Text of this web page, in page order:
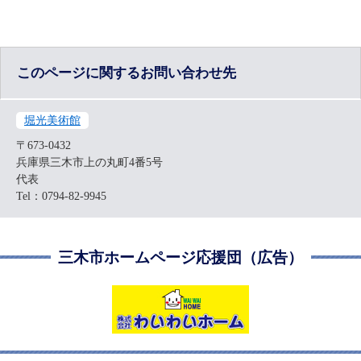
このページに関するお問い合わせ先
堀光美術館
〒673-0432
兵庫県三木市上の丸町4番5号
代表
Tel：0794-82-9945
三木市ホームページ応援団（広告）